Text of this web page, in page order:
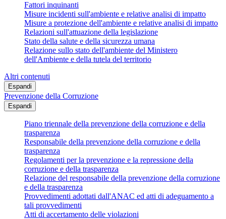
Fattori inquinanti
Misure incidenti sull'ambiente e relative analisi di impatto
Misure a protezione dell'ambiente e relative analisi di impatto
Relazioni sull'attuazione della legislazione
Stato della salute e della sicurezza umana
Relazione sullo stato dell'ambiente del Ministero
dell'Ambiente e della tutela del territorio
Altri contenuti
Espandi
Prevenzione della Corruzione
Espandi
Piano triennale della prevenzione della corruzione e della
trasparenza
Responsabile della prevenzione della corruzione e della
trasparenza
Regolamenti per la prevenzione e la repressione della
corruzione e della trasparenza
Relazione del responsabile della prevenzione della corruzione
e della trasparenza
Provvedimenti adottati dall'ANAC ed atti di adeguamento a
tali provvedimenti
Atti di accertamento delle violazioni